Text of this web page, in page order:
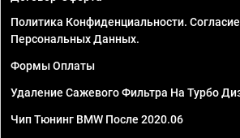
Политика Конфиденциальности.
Персональных Данных.
Формы Оплаты
Удаление Сажевого Фильтра На Турбо
Чип Тюнинг BMW После 2020.06